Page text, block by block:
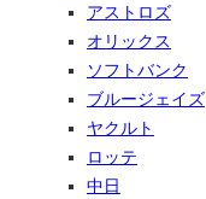
アストロズ
オリックス
ソフトバンク
ブルージェイズ
ヤクルト
ロッテ
中日